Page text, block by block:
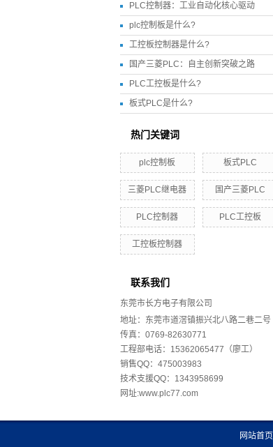
PLC控制器：工业自动化核心驱动
plc控制板是什么?
工控板控制器是什么?
国产三菱PLC：自主创新突破之路
PLC工控板是什么?
板式PLC是什么?
热门关键词
plc控制板 板式PLC
三菱PLC继电器 国产三菱PLC
PLC控制器 PLC工控板
工控板控制器
联系我们
东莞市长方电子有限公司
地址：东莞市道滘镇振兴北八路二巷二号
传真：0769-82630771
工程部电话：15362065477（廖工）
销售QQ：475003983
技术支援QQ：1343958699
网址:www.plc77.com
网站首页